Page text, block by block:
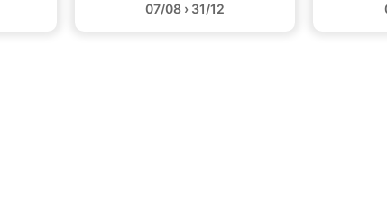
07/08 › 31/12